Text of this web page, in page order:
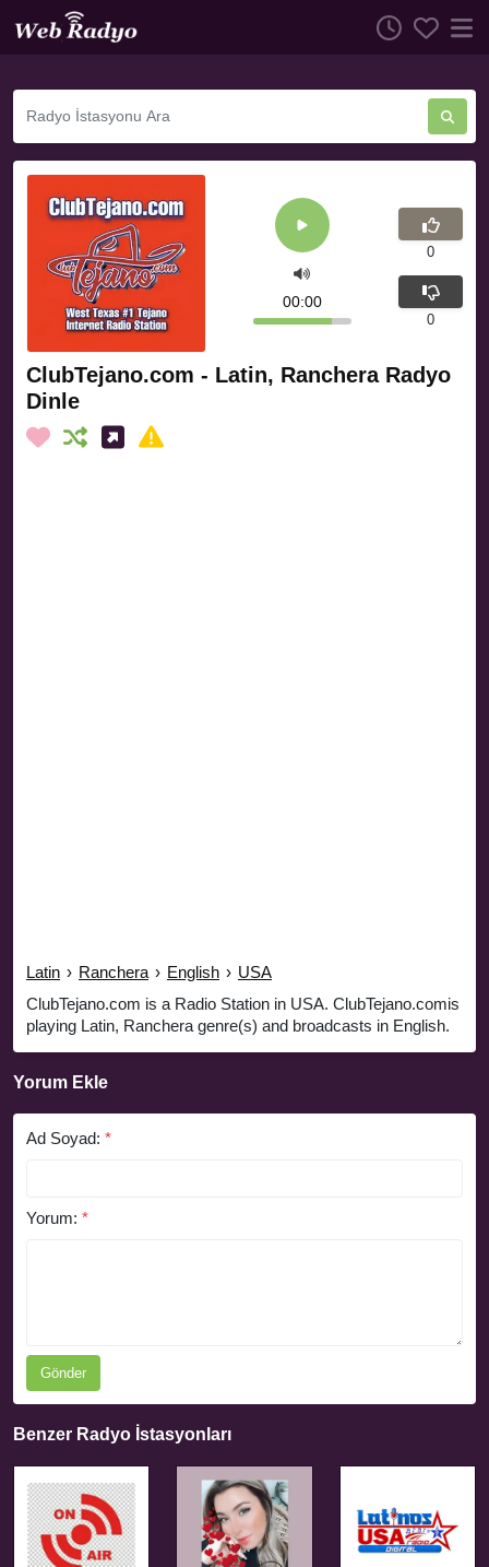
ClubTejano.com - Latin, Ranchera Radyo
Dinle
Latin › Ranchera › English › USA
ClubTejano.com is a Radio Station in USA. ClubTejano.comis
playing Latin, Ranchera genre(s) and broadcasts in English.
00:00
0
0
Yorum Ekle
Ad Soyad: *
Yorum: *
Gönder
Benzer Radyo İstasyonları